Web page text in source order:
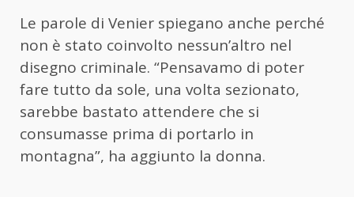
Le parole di Venier spiegano anche perché
non è stato coinvolto nessun’altro nel
disegno criminale. “Pensavamo di poter
fare tutto da sole, una volta sezionato,
sarebbe bastato attendere che si
consumasse prima di portarlo in
montagna”, ha aggiunto la donna.